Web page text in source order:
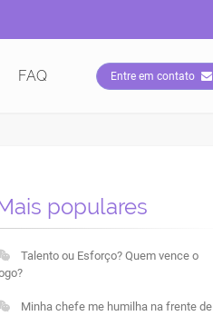
FAQ Entre em contato
populares
Talento ou Esforço? Quem vence o
Minha chefe me humilha na frente de